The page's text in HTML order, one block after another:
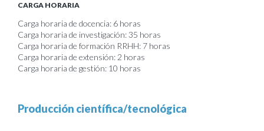
CARGA HORARIA
Carga horaria de docencia: 6 horas
Carga horaria de investigación: 35 horas
Carga horaria de formación RRHH: 7 horas
Carga horaria de extensión: 2 horas
Carga horaria de gestión: 10 horas
Producción científica/tecnológica